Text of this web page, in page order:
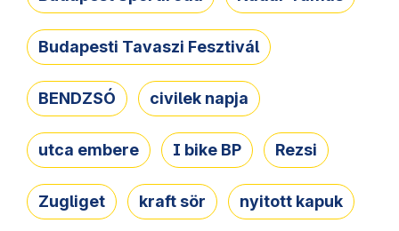
Budapesti Tavaszi Fesztivál
BENDZSÓ civilek napja
utca embere I bike BP Rezsi
Zugliget kraft sör nyitott kapuk